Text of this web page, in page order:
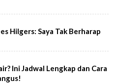
Hilgers: Saya Tak Berharap
Ini Jadwal Lengkap dan Cara